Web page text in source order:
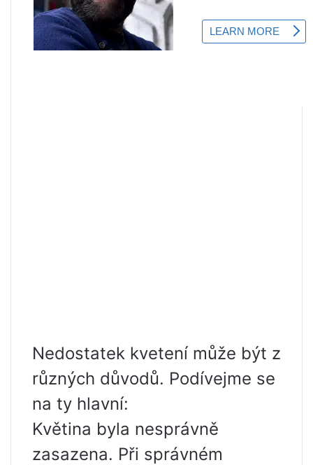
Nedostatek kvetení může být z
různých důvodů. Podívejme se
na ty hlavní:
Květina byla nesprávně
zasazena. Při správném